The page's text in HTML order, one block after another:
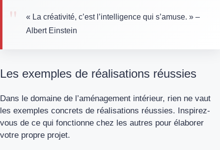
« La créativité, c’est l’intelligence qui s’amuse. » –
Albert Einstein
Les exemples de réalisations réussies
Dans le domaine de l’aménagement intérieur, rien ne vaut
les exemples concrets de réalisations réussies. Inspirez-
vous de ce qui fonctionne chez les autres pour élaborer
votre propre projet.